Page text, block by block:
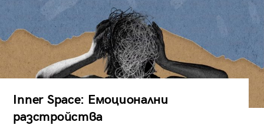
Inner Space: Емоционални
разстройства